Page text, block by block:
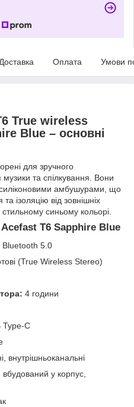
Доставка Оплата Умови
True wireless
Blue – основні
для зручного
та спілкування. Вони
амбушурами, що
ізоляцію від зовнішніх
синьому кольорі.
Acefast T6 Sapphire Blue
Bluetooth 5.0
(True Wireless Stereo)
4 години
Type-C
внутрішньоканальні
вбудований у корпус,